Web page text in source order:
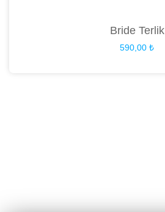
Bride Terlik
590,00 ₺